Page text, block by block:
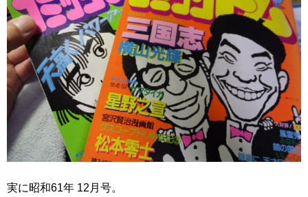
実に昭和61年 12月号。